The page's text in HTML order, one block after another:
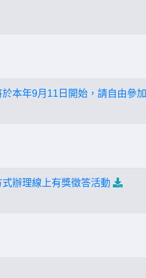
本年9月11日開始，請自由參加
辦理線上有獎徵答活動